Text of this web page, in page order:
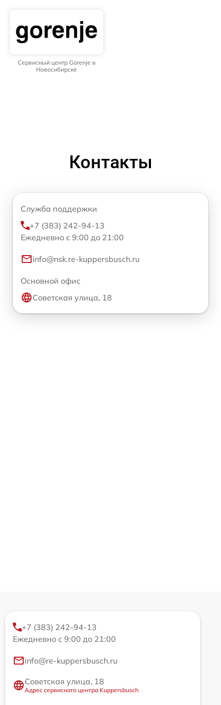
Сервисный центр Gorenje в
Новосибирске
Контакты
Служба поддержки
+7 (383) 242-94-13
Ежедневно с 9:00 до 21:00
info@nsk.re-kuppersbusch.ru
Основной офис
Советская улица, 18
+7 (383) 242-94-13
Ежедневно с 9:00 до 21:00
info@re-kuppersbusch.ru
Советская улица, 18
Адрес сервисного центра Kuppersbusch